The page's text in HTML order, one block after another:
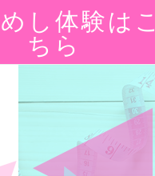
し体験はこ
ちら